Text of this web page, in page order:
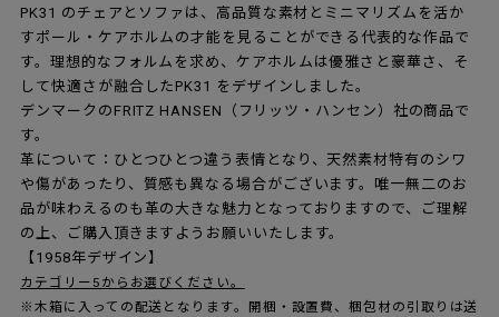
PK31 のチェアとソファは、高品質な素材とミニマリズムを活か
すポール・ケアホルムの才能を見ることができる代表的な作品で
す。理想的なフォルムを求め、ケアホルムは優雅さと豪華さ、そ
して快適さが融合したPK31 をデザインしました。
デンマークのFRITZ HANSEN（フリッツ・ハンセン）社の商品で
す。
革について：ひとつひとつ違う表情となり、天然素材特有のシワ
や傷があったり、質感も異なる場合がございます。唯一無二のお
品が味わえるのも革の大きな魅力となっておりますので、ご理解
の上、ご購入頂きますようお願いいたします。
【1958年デザイン】
カテゴリー5からお選びください。
※木箱に入っての配送となります。開梱・設置費、梱包材の引取りは送